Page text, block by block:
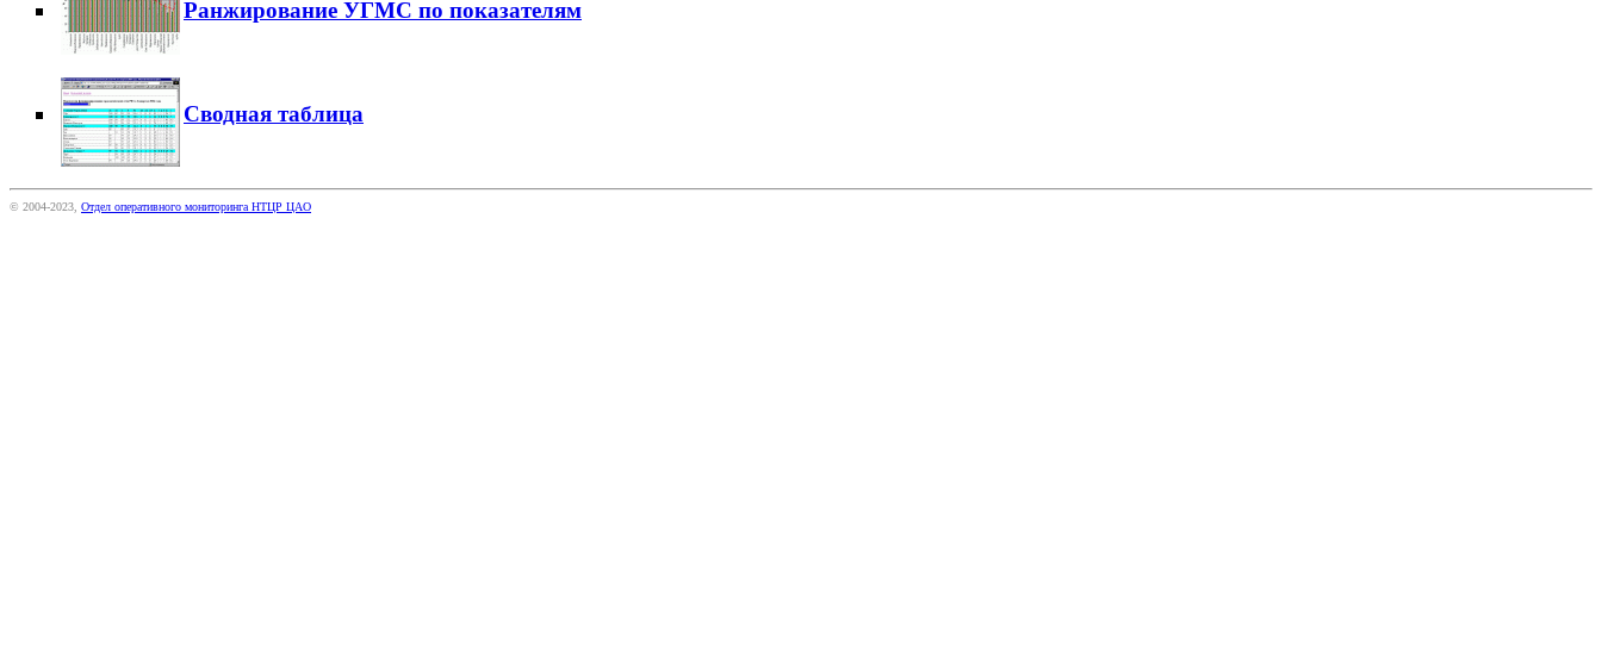
Ранжирование УГМС по показателям
Сводная таблица
© 2004-2023, Отдел оперативного мониторинга НТЦР ЦАО